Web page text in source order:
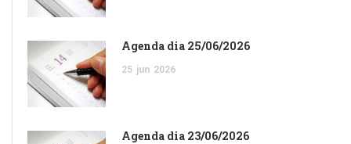
Agenda dia 25/06/2026
25 jun 2026
Agenda dia 23/06/2026